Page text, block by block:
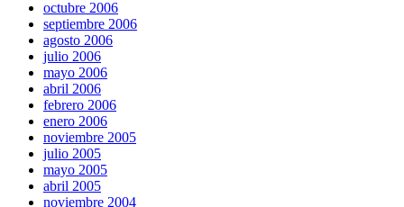
octubre 2006
septiembre 2006
agosto 2006
julio 2006
mayo 2006
abril 2006
febrero 2006
enero 2006
noviembre 2005
julio 2005
mayo 2005
abril 2005
noviembre 2004